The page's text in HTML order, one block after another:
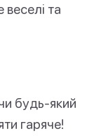
веселі та
будь-який
гаряче!